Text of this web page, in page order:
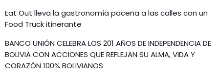
Eat Out lleva la gastronomía paceña a las calles con un
Food Truck itinerante
BANCO UNIÓN CELEBRA LOS 201 AÑOS DE INDEPENDENCIA DE
BOLIVIA CON ACCIONES QUE REFLEJAN SU ALMA, VIDA Y
CORAZÓN 100% BOLIVIANOS